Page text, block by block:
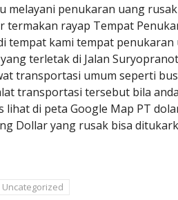
melayani penukaran uang
termakan rayap Tempat
tempat kami tempat
terletak di Jalan
transportasi umum seperti
transportasi tersebut bila
lihat di peta Google Map PT
Dollar yang rusak bisa
Uncategorized